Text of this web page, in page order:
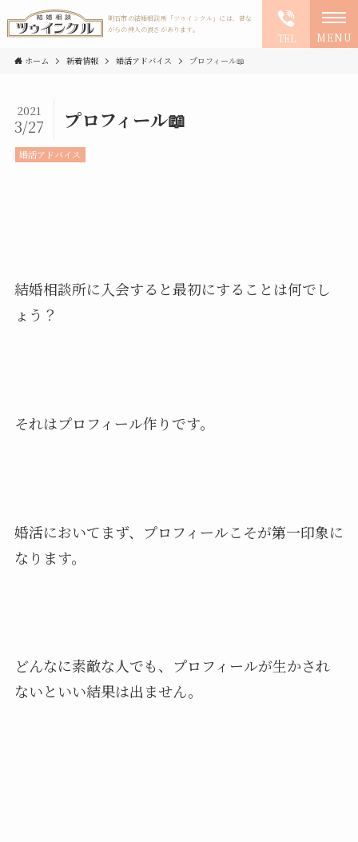
明石市の結婚相談所「ツゥインクル」には、昔な
がらの仲人の良さがあります。
TEL MENU
ホーム 新着情報 婚活アドバイス プロフィール📖
プロフィール📖
2021
3/27
婚活アドバイス
結婚相談所に入会すると最初にすることは何でし
ょう？
それはプロフィール作りです。
婚活においてまず、プロフィールこそが第一印象に
なります。
どんなに素敵な人でも、プロフィールが生かされ
ないといい結果は出ません。